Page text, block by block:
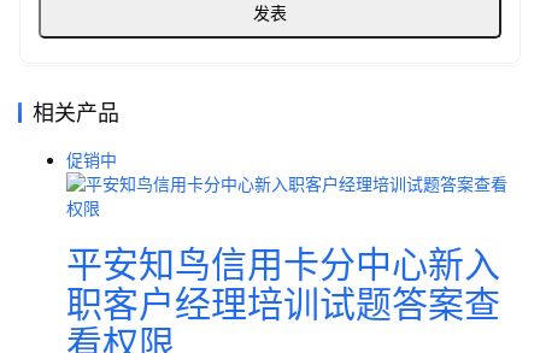
相关产品
促销中
平安知鸟信用卡分中心新入
职客户经理培训试题答案查
看权限